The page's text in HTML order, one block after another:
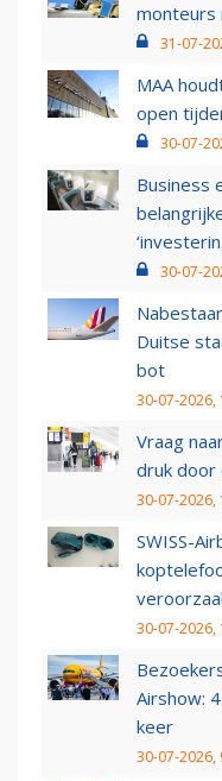
monteurs
31-07-
MAA
open
30-07-
Business
30-07-
Duitse
bot
30-07-2026,
Vraag
druk door
30-07-2026,
SWISS-
30-07-2026,
Airshow:
keer
30-07-2026,